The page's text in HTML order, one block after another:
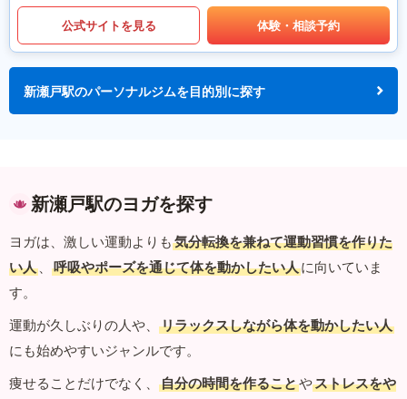
公式サイトを見る 体験・相談予約
新瀬戸駅のパーソナルジムを目的別に探す
新瀬戸駅のヨガを探す
ヨガは、激しい運動よりも 気分転換を兼ねて運動習慣を作りた
い人 、 呼吸やポーズを通じて体を動かしたい人に向いていま
す。
運動が久しぶりの人や、
リラックスしながら体を動かしたい人
にも始めやすいジャンルです。
痩せることだけでなく、
自分の時間を作ることやストレスをや